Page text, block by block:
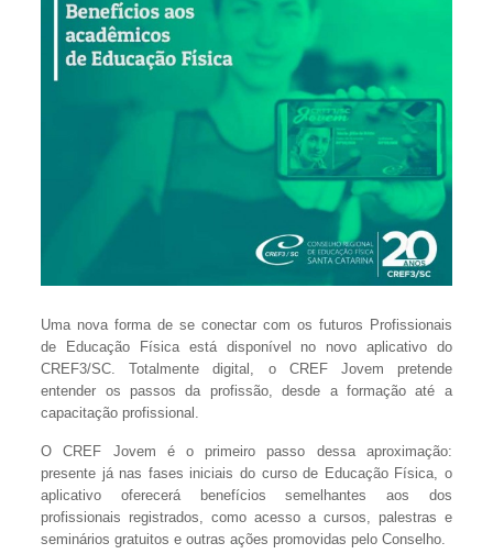
Uma nova forma de se conectar com os futuros Profissionais
de Educação Física está disponível no novo aplicativo do
CREF3/SC. Totalmente digital, o CREF Jovem pretende
entender os passos da profissão, desde a formação até a
capacitação profissional.
O CREF Jovem é o primeiro passo dessa aproximação:
presente já nas fases iniciais do curso de Educação Física, o
aplicativo oferecerá benefícios semelhantes aos dos
profissionais registrados, como acesso a cursos, palestras e
seminários gratuitos e outras ações promovidas pelo Conselho.